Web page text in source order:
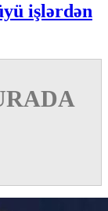
işlərdən